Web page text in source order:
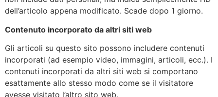
dell’articolo appena modificato. Scade dopo 1 giorno.
Contenuto incorporato da altri siti web
Gli articoli su questo sito possono includere contenuti
incorporati (ad esempio video, immagini, articoli, ecc.). I
contenuti incorporati da altri siti web si comportano
esattamente allo stesso modo come se il visitatore
avesse visitato l’altro sito web.